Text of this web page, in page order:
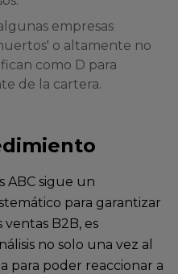
empresas
o altamente no
como D para
de la cartera.
ABC sigue un
para garantizar
ventas B2B, es
no solo una vez al
para poder reaccionar a